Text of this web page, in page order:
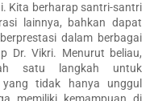
Kita berharap santri-santri
lainnya, bahkan dapat
dalam berbagai
Dr. Vikri. Menurut beliau,
satu langkah untuk
yang tidak hanya unggul